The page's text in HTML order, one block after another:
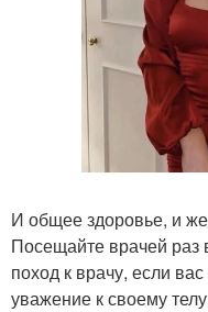
И общее здоровье, и
Посещайте врачей раз
поход к врачу, если
уважение к своему